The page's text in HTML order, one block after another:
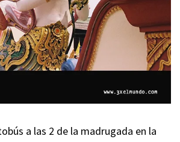
a las 2 de la madrugada en la